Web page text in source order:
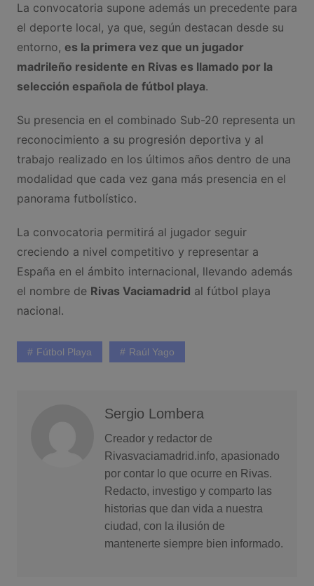
La convocatoria supone además un precedente para
el deporte local, ya que, según destacan desde su
entorno, es la primera vez que un jugador
madrileño residente en Rivas es llamado por la
selección española de fútbol playa.
Su presencia en el combinado Sub-20 representa un
reconocimiento a su progresión deportiva y al
trabajo realizado en los últimos años dentro de una
modalidad que cada vez gana más presencia en el
panorama futbolístico.
La convocatoria permitirá al jugador seguir
creciendo a nivel competitivo y representar a
España en el ámbito internacional, llevando además
el nombre de Rivas Vaciamadrid al fútbol playa
nacional.
Fútbol Playa Raúl Yago
Sergio Lombera
Creador y redactor de
Rivasvaciamadrid.info, apasionado
por contar lo que ocurre en Rivas.
Redacto, investigo y comparto las
historias que dan vida a nuestra
ciudad, con la ilusión de
mantenerte siempre bien informado.